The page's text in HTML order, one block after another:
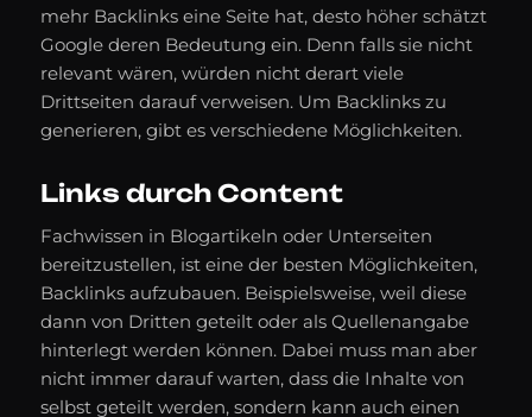
mehr Backlinks eine Seite hat, desto höher schätzt
Google deren Bedeutung ein. Denn falls sie nicht
relevant wären, würden nicht derart viele
Drittseiten darauf verweisen. Um Backlinks zu
generieren, gibt es verschiedene Möglichkeiten.
Links durch Content
Fachwissen in Blogartikeln oder Unterseiten
bereitzustellen, ist eine der besten Möglichkeiten,
Backlinks aufzubauen. Beispielsweise, weil diese
dann von Dritten geteilt oder als Quellenangabe
hinterlegt werden können. Dabei muss man aber
nicht immer darauf warten, dass die Inhalte von
selbst geteilt werden, sondern kann auch einen